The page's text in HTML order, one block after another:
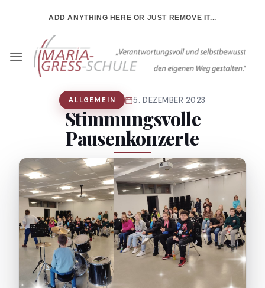
ADD ANYTHING HERE OR JUST REMOVE IT...
ALLGEMEIN 5. DEZEMBER 2023
Stimmungsvolle
Pausenkonzerte